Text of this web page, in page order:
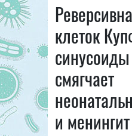
клеток
смягчает
и менингит